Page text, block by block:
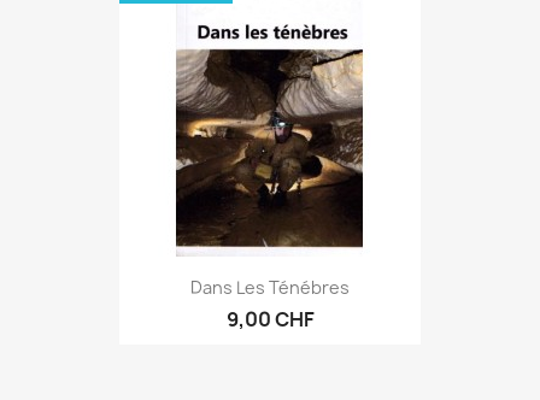
Dans Les Ténébres
9,00 CHF